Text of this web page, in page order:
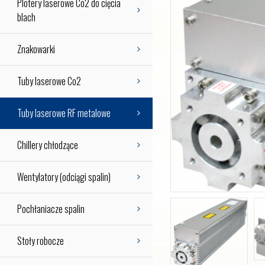
Plotery laserowe Co2 do cięcia
blach
Znakowarki
Tuby laserowe Co2
Tuby laserowe RF metalowe
Chillery chłodzące
Wentylatory (odciągi spalin)
Pochłaniacze spalin
Stoły robocze